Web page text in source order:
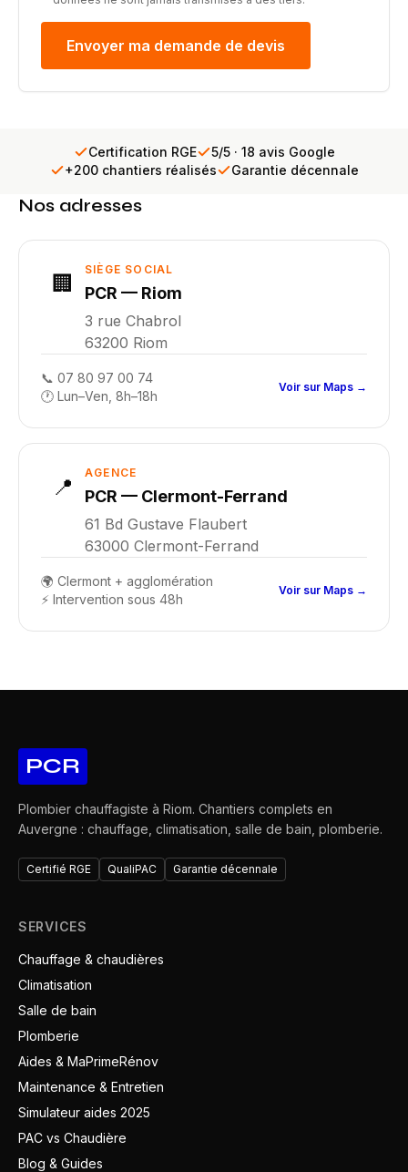
Envoyer ma demande de devis
Certification RGE
5/5 · 18 avis Google
+200 chantiers réalisés
Garantie décennale
Nos adresses
🏢
SIÈGE SOCIAL
PCR — Riom
3 rue Chabrol
63200 Riom
📞 07 80 97 00 74
🕐 Lun–Ven, 8h–18h
Voir sur Maps →
📍
AGENCE
PCR — Clermont-Ferrand
61 Bd Gustave Flaubert
63000 Clermont-Ferrand
🌍 Clermont + agglomération
⚡ Intervention sous 48h
Voir sur Maps →
PCR
Plombier chauffagiste à Riom. Chantiers complets en
Auvergne : chauffage, climatisation, salle de bain, plomberie.
Certifié RGE QualiPAC Garantie décennale
SERVICES
Chauffage & chaudières
Climatisation
Salle de bain
Plomberie
Aides & MaPrimeRénov
Maintenance & Entretien
Simulateur aides 2025
PAC vs Chaudière
Blog & Guides